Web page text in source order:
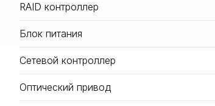
RAID контроллер
Блок питания
Сетевой контроллер
Оптический привод